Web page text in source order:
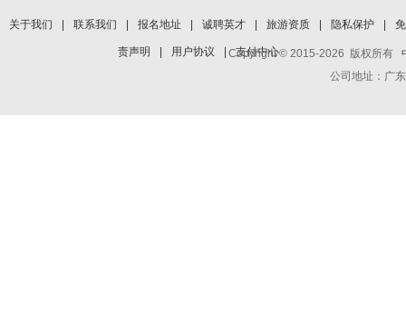
关于我们 联系我们 报名地址 诚聘英才 旅游资质 隐私保护 免
责声明 用户协议 支付中心
Copyright © 2015-2026 版权所有
公司地址：广